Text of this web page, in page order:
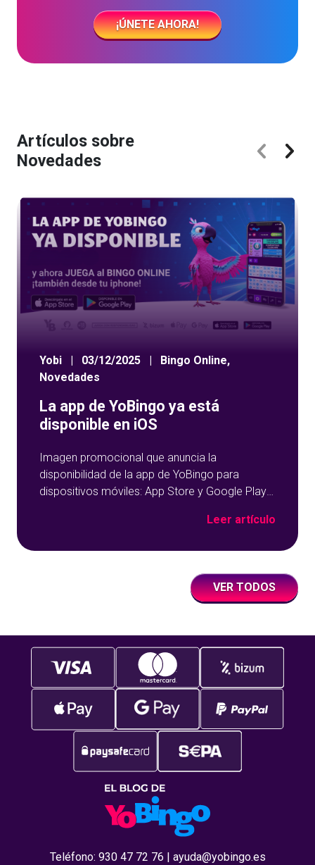
¡ÚNETE AHORA!
Artículos sobre
Novedades
Yobi | 03/12/2025 | Bingo Online,
Novedades
La app de YoBingo ya está
disponible en iOS
Imagen promocional que anuncia la
disponibilidad de la app de YoBingo para
dispositivos móviles: App Store y Google Play
Leer artículo
VER TODOS
Teléfono: 930 47 72 76 | ayuda@yobingo.es